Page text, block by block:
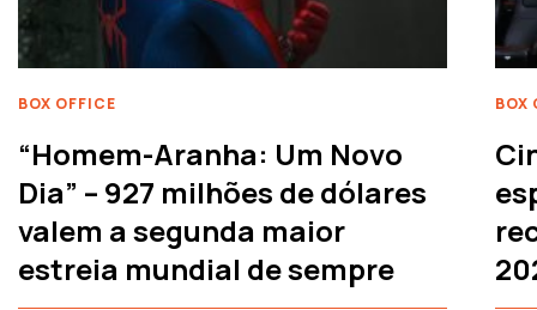
BOX OFFICE
“Homem-Aranha: Um Novo
Dia” – 927 milhões de dólares
valem a segunda maior
estreia mundial de sempre
BOX